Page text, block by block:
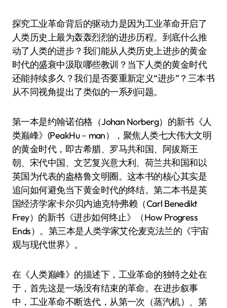
探究工业革命背后的驱动力是因为工业革命开启了
人类历史上最为轰轰烈烈的进步历程。到底什么推
动了人类的进步？我们能从人类历史上进步的黄金
时代的盛衰中汲取哪些教训？当下人类的黄金时代
还能持续多久？我们是否要重新定义“进步”？三本书
从不同视角提出了类似的一系列问题。
第一本是约翰·诺伯格（Johan Norberg）的新书《人
类巅峰》(PeakHu－man），聚焦人类七大伟大文明
的黄金时代，即古希腊、罗马共和国、阿拔斯王
朝、宋代中国、文艺复兴意大利、荷兰共和国和以
英国为代表的盎格鲁文明圈。这本书的核心其实是
追问如何避免当下黄金时代的终结。第二本书是英
国经济学家卡尔·贝内迪克特·弗赖（Carl Benedikt
Frey）的新书《进步如何终止》（How Progress
Ends）。第三本是人类学家艾伦·麦克法兰的《宇宙
观与现代世界》。
在《人类巅峰》的描述下，工业革命的独特之处在
于，首先这是一场没有结束的革命。在进步叙事
中，工业革命不断迭代，从第一次（蒸汽机）、第